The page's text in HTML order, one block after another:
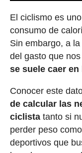
El ciclismo es
consumo de
Sin embargo, a
del gasto que
se suele caer
Conocer este
de calcular las
ciclistatanto si
perder peso
deportivos que